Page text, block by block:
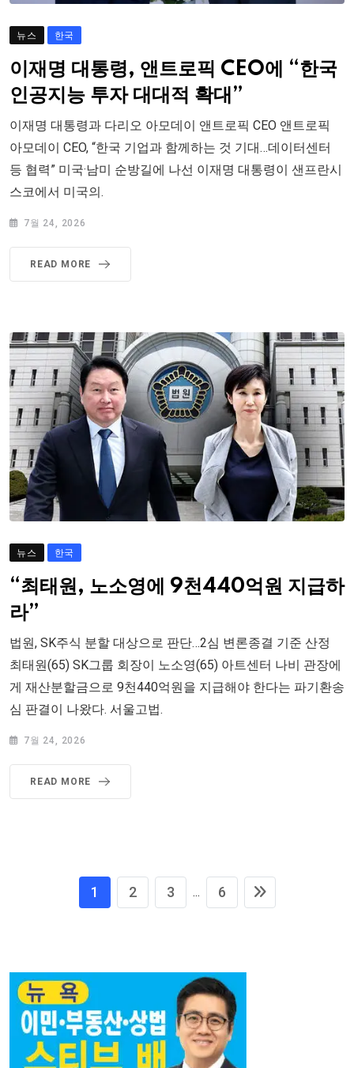
뉴스 한국
이재명 대통령, 앤트로픽 CEO에 “한국
인공지능 투자 대대적 확대”
이재명 대통령과 다리오 아모데이 앤트로픽 CEO 앤트로픽
아모데이 CEO, “한국 기업과 함께하는 것 기대…데이터센터
등 협력” 미국·남미 순방길에 나선 이재명 대통령이 샌프란시
스코에서 미국의.
7월 24, 2026
READ MORE
뉴스 한국
“최태원, 노소영에 9천440억원 지급하
라”
법원, SK주식 분할 대상으로 판단…2심 변론종결 기준 산정
최태원(65) SK그룹 회장이 노소영(65) 아트센터 나비 관장에
게 재산분할금으로 9천440억원을 지급해야 한다는 파기환송
심 판결이 나왔다. 서울고법.
7월 24, 2026
READ MORE
1 2 3 ... 6